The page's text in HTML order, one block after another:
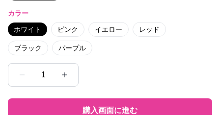
カラー
ホワイト ピンク イエロー レッド
ブラック パープル
1
購入画面に進む